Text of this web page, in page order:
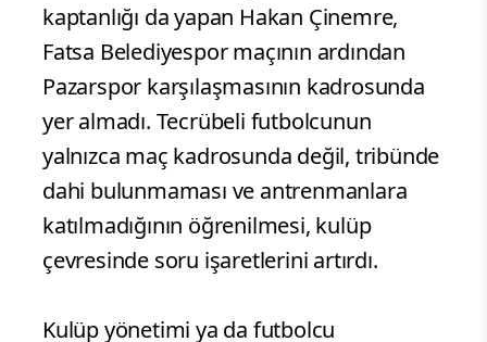
kaptanlığı da yapan Hakan Çinemre,
Fatsa Belediyespor maçının ardından
Pazarspor karşılaşmasının kadrosunda
yer almadı. Tecrübeli futbolcunun
yalnızca maç kadrosunda değil, tribünde
dahi bulunmaması ve antrenmanlara
katılmadığının öğrenilmesi, kulüp
çevresinde soru işaretlerini artırdı.
Kulüp yönetimi ya da futbolcu